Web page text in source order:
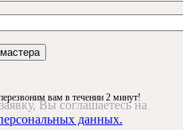
Вы соглашаетесь на
данных.
вам в течении 2 минут!